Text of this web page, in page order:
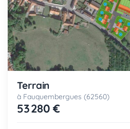
Terrain
à Fauquembergues (62560)
53 280 €